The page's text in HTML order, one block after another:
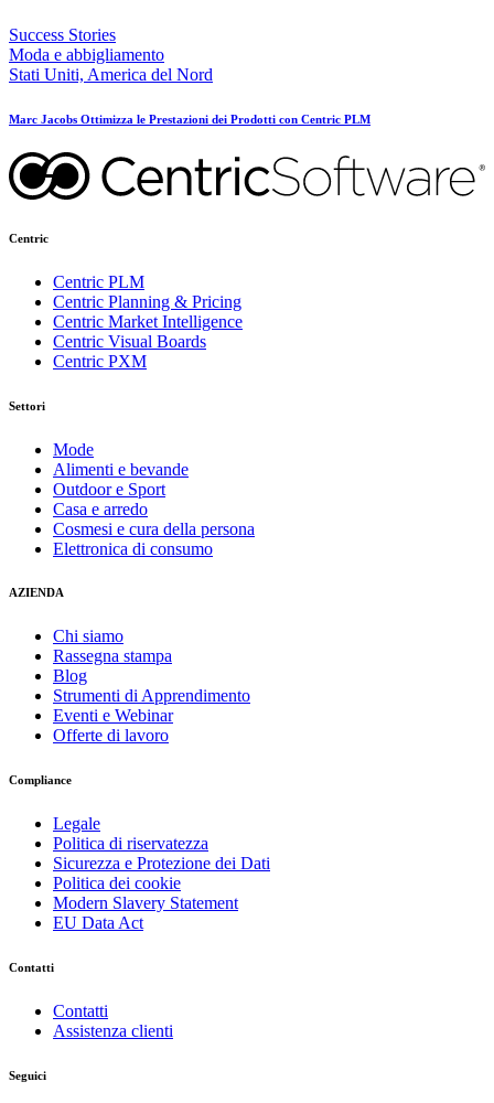
Success Stories
Moda e abbigliamento
Stati Uniti, America del Nord
Marc Jacobs Ottimizza le Prestazioni dei Prodotti con Centric PLM
Centric
Centric PLM
Centric Planning & Pricing
Centric Market Intelligence
Centric Visual Boards
Centric PXM
Settori
Mode
Alimenti e bevande
Outdoor e Sport
Casa e arredo
Cosmesi e cura della persona
Elettronica di consumo
AZIENDA
Chi siamo
Rassegna stampa
Blog
Strumenti di Apprendimento
Eventi e Webinar
Offerte di lavoro
Compliance
Legale
Politica di riservatezza
Sicurezza e Protezione dei Dati
Politica dei cookie
Modern Slavery Statement
EU Data Act
Contatti
Contatti
Assistenza clienti
Seguici